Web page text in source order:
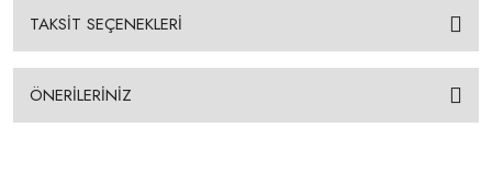
TAKSİT SEÇENEKLERİ
ÖNERİLERİNİZ